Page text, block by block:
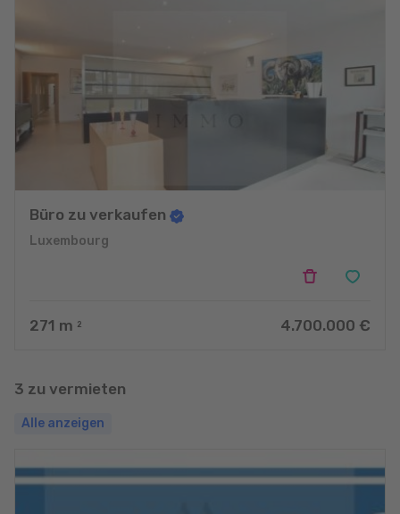
Büro zu verkaufen
Luxembourg
271 m 2 4.700.000 €
3 zu vermieten
Alle anzeigen